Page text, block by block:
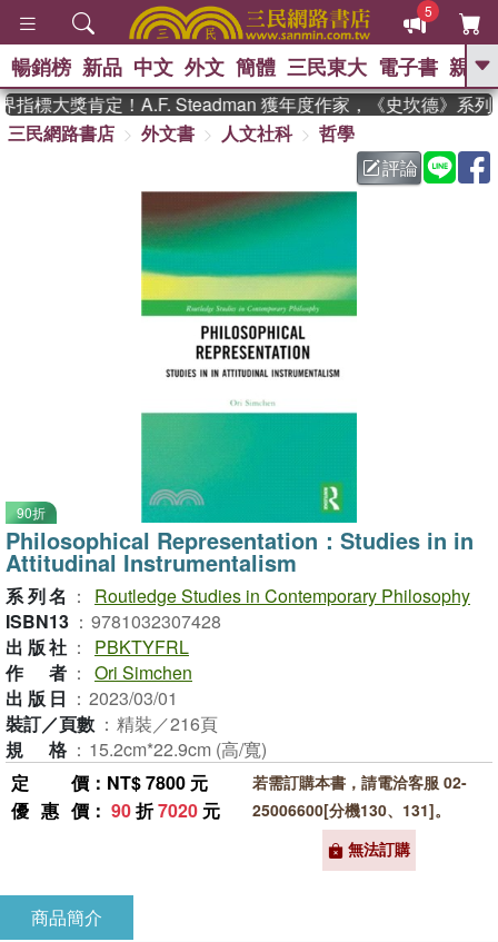
5
GO
熱搜： 東野圭吾 、
父親節 、 如果歷
暑期推薦 、 國際布克
獎 臺灣漫遊錄 、 方念華
登輝時代
、 數學女孩：黎曼猜想
偉大的迷走神經
暢銷榜 新品 中文 外文 簡體 三民東大 電子書 親子
標大獎肯定！A.F. Steadman 獲年度作家，《史坎德》系列
三民網路書店
外文書 人文社科
哲學
評論
90折
Philosophical Representation：Studies in in
Attitudinal Instrumentalism
系列名 ：
Routledge Studies in Contemporary Philosophy
ISBN13 ： 9781032307428
出版社 ：
PBKTYFRL
作者 ： Ori Simchen
出版日 ： 2023/03/01
裝訂／頁數 ： 精裝／216頁
規格 ： 15.2cm*22.9cm (高/寬)
定價 ：NT$ 7800 元
優惠價 ： 90折7020 元
若需訂購本書，請電洽客服 02-
25006600[分機130、131]。
無法訂購
商品簡介